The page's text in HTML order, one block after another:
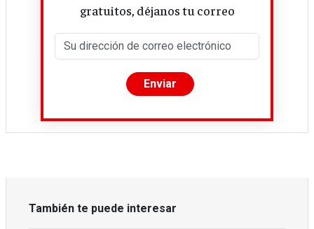
gratuitos, déjanos tu correo
También te puede interesar